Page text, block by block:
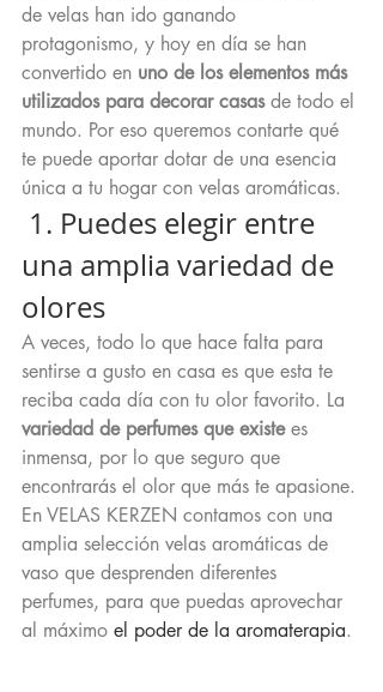
de velas han ido ganando
protagonismo, y hoy en día se han
convertido en uno de los elementos más
utilizados para decorar casas de todo el
mundo. Por eso queremos contarte qué
te puede aportar dotar de una esencia
única a tu hogar con velas aromáticas.
una amplia variedad de
olores
A veces, todo lo que hace falta para
sentirse a gusto en casa es que esta te
reciba cada día con tu olor favorito. La
variedad de perfumes que existe es
inmensa, por lo que seguro que
encontrarás el olor que más te apasione.
En VELAS KERZEN contamos con una
amplia selección velas aromáticas de
vaso que desprenden diferentes
perfumes, para que puedas aprovechar
al máximo el poder de la aromaterapia.